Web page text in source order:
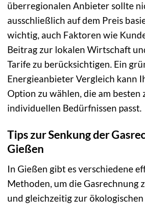
überregionalen Anbieter sollte
ausschließlich auf dem Preis
wichtig, auch Faktoren wie
Beitrag zur lokalen Wirtschaft
Tarife zu berücksichtigen. Ein
Energieanbieter Vergleich kann
Option zu wählen, die am besten
individuellen Bedürfnissen passt.
Tips zur Senkung der
Gießen
In Gießen gibt es verschiedene
Methoden, um die Gasrechnung
und gleichzeitig zur